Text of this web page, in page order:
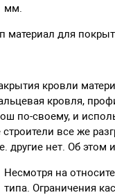
мм.
материал для
кровли
кровля,
по-своему, и
все же
другие нет. Об этом
Несмотря на
типа. Ограничения